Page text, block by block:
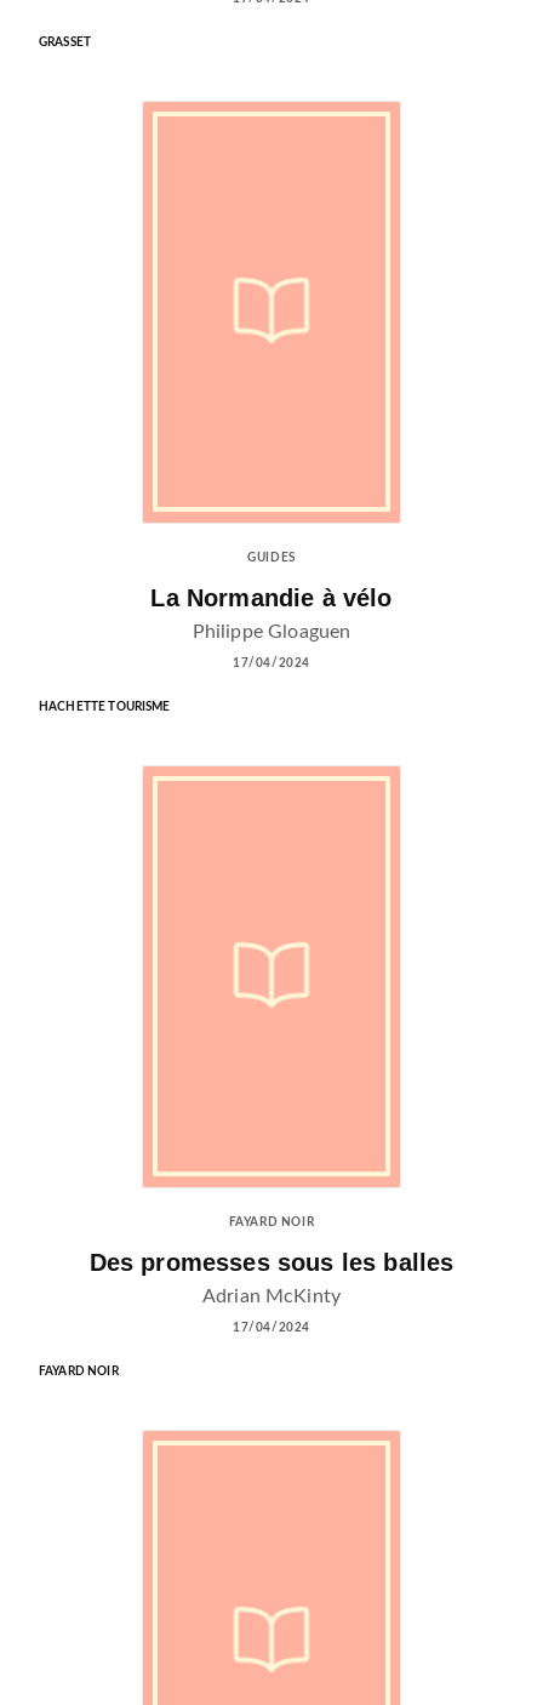
GRASSET
GUIDES
La Normandie à vélo
Philippe Gloaguen
17/04/2024
HACHETTE TOURISME
FAYARD NOIR
Des promesses sous les balles
Adrian McKinty
17/04/2024
FAYARD NOIR